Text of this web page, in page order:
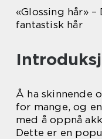
«Glossing hår»
fantastisk hår
Å ha skinnende
for mange, og
med å oppnå
Dette er en